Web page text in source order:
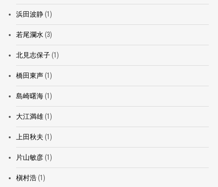
浜田波静(1)
若尾瀾水 (3)
北見志保子(1)
橋田東声(1)
島崎曙海(1)
大江満雄(1)
上田秋夫 (1)
片山敏彦(1)
槇村浩(1)